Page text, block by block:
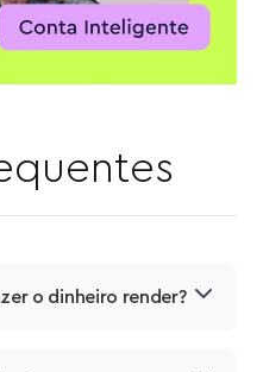
o dinheiro render?